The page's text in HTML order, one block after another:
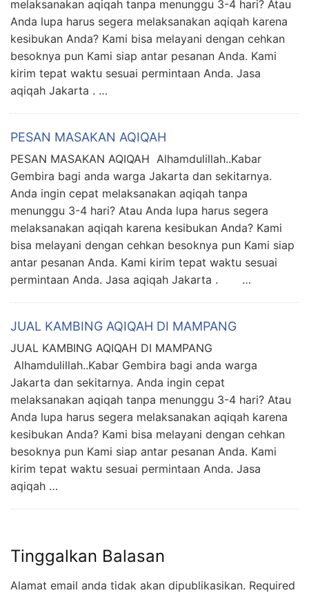
melaksanakan aqiqah tanpa menunggu 3-4 hari? Atau
Anda lupa harus segera melaksanakan aqiqah karena
kesibukan Anda? Kami bisa melayani dengan cehkan
besoknya pun Kami siap antar pesanan Anda. Kami
kirim tepat waktu sesuai permintaan Anda. Jasa
aqiqah Jakarta . …
PESAN MASAKAN AQIQAH
PESAN MASAKAN AQIQAH Alhamdulillah..Kabar
Gembira bagi anda warga Jakarta dan sekitarnya.
Anda ingin cepat melaksanakan aqiqah tanpa
menunggu 3-4 hari? Atau Anda lupa harus segera
melaksanakan aqiqah karena kesibukan Anda? Kami
bisa melayani dengan cehkan besoknya pun Kami siap
antar pesanan Anda. Kami kirim tepat waktu sesuai
permintaan Anda. Jasa aqiqah Jakarta . …
JUAL KAMBING AQIQAH DI MAMPANG
JUAL KAMBING AQIQAH DI MAMPANG
Alhamdulillah..Kabar Gembira bagi anda warga
Jakarta dan sekitarnya. Anda ingin cepat
melaksanakan aqiqah tanpa menunggu 3-4 hari? Atau
Anda lupa harus segera melaksanakan aqiqah karena
kesibukan Anda? Kami bisa melayani dengan cehkan
besoknya pun Kami siap antar pesanan Anda. Kami
kirim tepat waktu sesuai permintaan Anda. Jasa
aqiqah …
Tinggalkan Balasan
Alamat email anda tidak akan dipublikasikan. Required